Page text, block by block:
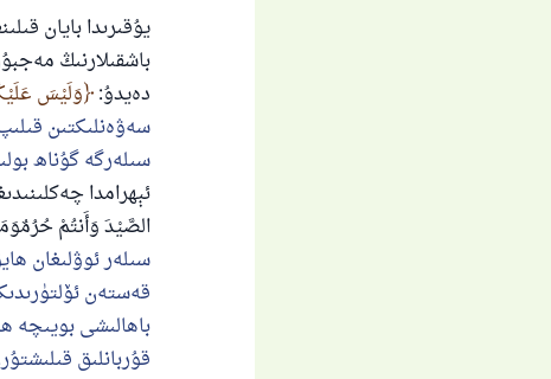
يۇقىرىدا بايان
باشقىلارنىڭ
دەيدۇ: وَلَيْسَ
سەۋەنلىكتىن
سىلەرگە گۇناھ
ئېھرامدا
الصَّيْدَ وَأَنتُمْ
سىلەر ئوۋلىغان
قەستەن
باھالىشى بويىچە
قۇربانلىق